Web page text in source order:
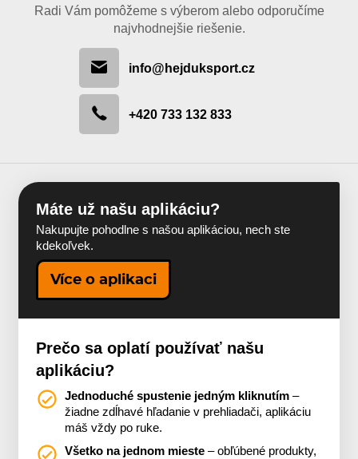
Radi Vám pomôžeme s výberom alebo odporučíme
najvhodnejšie riešenie.
info@hejduksport.cz
+420 733 132 833
Máte už našu aplikáciu?
Nakupujte pohodlne s našou aplikáciou, nech ste
kdekoľvek.
Více o aplikaci
Prečo sa oplatí používať našu
aplikáciu?
Jednoduché spustenie jedným kliknutím –
žiadne zdĺhavé hľadanie v prehliadači, aplikáciu
máš vždy po ruke.
Všetko na jednom mieste – obľúbené produkty,